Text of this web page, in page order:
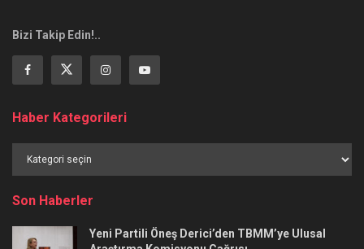
Bizi Takip Edin!..
Haber Kategorileri
Kategorileri
Son Haberler
Yeni Partili Öneş Derici’den TBMM’ye Ulusal